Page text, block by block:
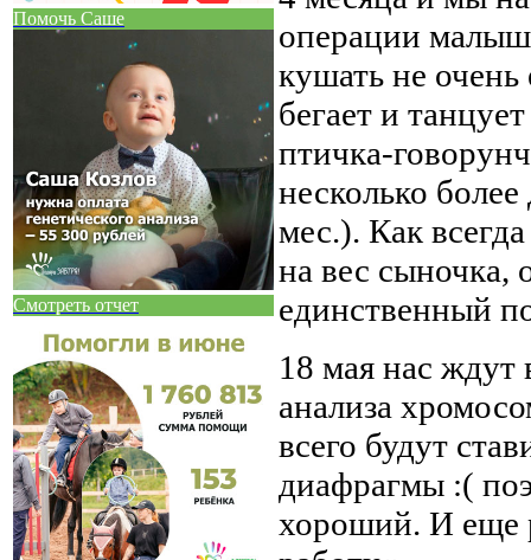
Помочь Саше
Смотреть отчет
операции
кушать не
бегает и
птичка-
несколько
мес.). Как
на вес сыночка,
единственный
18 мая нас ждут
анализа
всего будут
диафрагмы :(
хороший. И еще